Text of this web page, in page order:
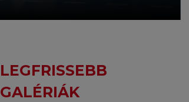
LEGFRISSEBB
GALÉRIÁK